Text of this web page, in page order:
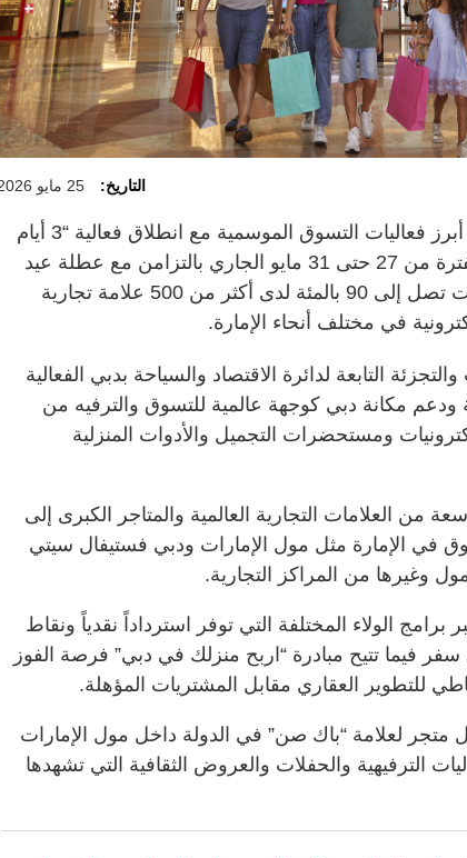
التاريخ: 25 مايو 2026
تستعد دبي لاستقبال واحدة من أبرز فعاليات التسوق الموسمية مع انطلاق فعالية “3 أيام
من التخفيضات الكبرى” خلال الفترة من 27 حتى 31 مايو الجاري بالتزامن مع عطلة عيد
الأضحى المبارك مقدمة حسومات تصل إلى 90 بالمئة لدى أكثر من 500 علامة تجارية
في مختلف أنحاء الإمارة.
التابعة لدائرة الاقتصاد والسياحة بدبي الفعالية
مكانة دبي كوجهة عالمية للتسوق والترفيه من
ومستحضرات التجميل والأدوات المنزلية
العلامات التجارية العالمية والمتاجر الكبرى إلى
في الإمارة مثل مول الإمارات ودبي فستيفال سيتي
من المراكز التجارية.
برامج الولاء المختلفة التي توفر استرداداً نقدياً ونقاط
فيما تتيح مبادرة “اربح منزلك في دبي” فرصة الفوز
للتطوير العقاري مقابل المشتريات المؤهلة.
متجر لعلامة “باك صن” في الدولة داخل مول الإمارات
الترفيهية والحفلات والعروض الثقافية التي تشهدها